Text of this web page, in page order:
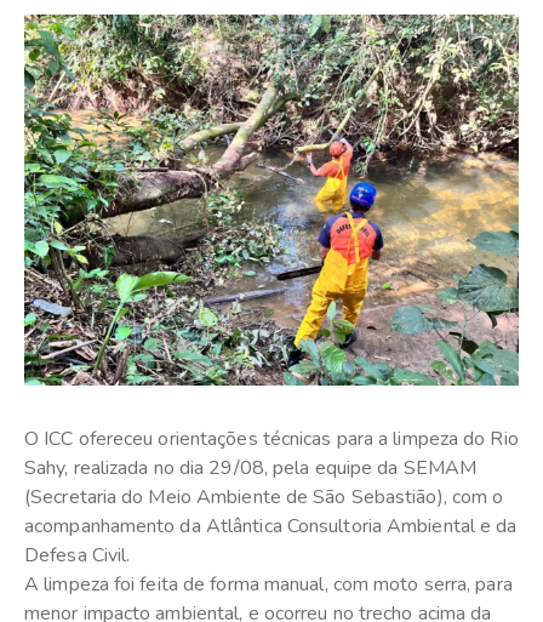
O ICC ofereceu orientações técnicas para a limpeza do Rio
Sahy, realizada no dia 29/08, pela equipe da SEMAM
(Secretaria do Meio Ambiente de São Sebastião), com o
acompanhamento da Atlântica Consultoria Ambiental e da
Defesa Civil.
A limpeza foi feita de forma manual, com moto serra, para
menor impacto ambiental, e ocorreu no trecho acima da